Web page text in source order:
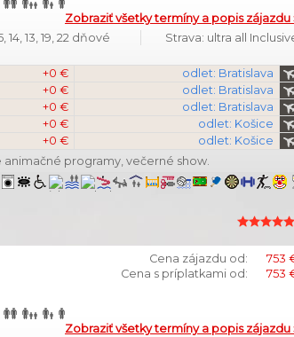
Zobraziť všetky termíny a popis zájazdu
14, 13, 19, 22 dňové
Strava: ultra all
+0 €
odlet: Bratislava
+0 €
odlet: Bratislava
+0 €
odlet: Bratislava
+0 €
odlet: Košice
+0 €
odlet: Košice
programy, večerné show.
Cena zájazdu od:
753
Cena s príplatkami od:
753
Zobraziť všetky termíny a popis zájazdu